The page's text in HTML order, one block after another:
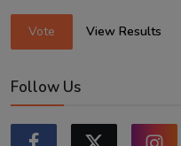
Vote View Results
Follow Us